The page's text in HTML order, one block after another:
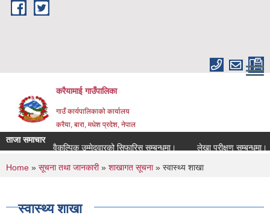
Skip to main content
करैयामाई गाउँपालिका
गाउँ कार्यपालिकाको कार्यालय
करैया, बारा, मधेश प्रदेश, नेपाल
ताजा समाचार
वैकल्पिक उम्मेदवारको सिफारिस सम्बन्धमा।
लेखा परीक्षण सम्बन्धमा।
You are here
Home » सूचना तथा जानकारी» शाखागत सूचना» स्वास्थ्य शाखा
स्वास्थ्य शाखा